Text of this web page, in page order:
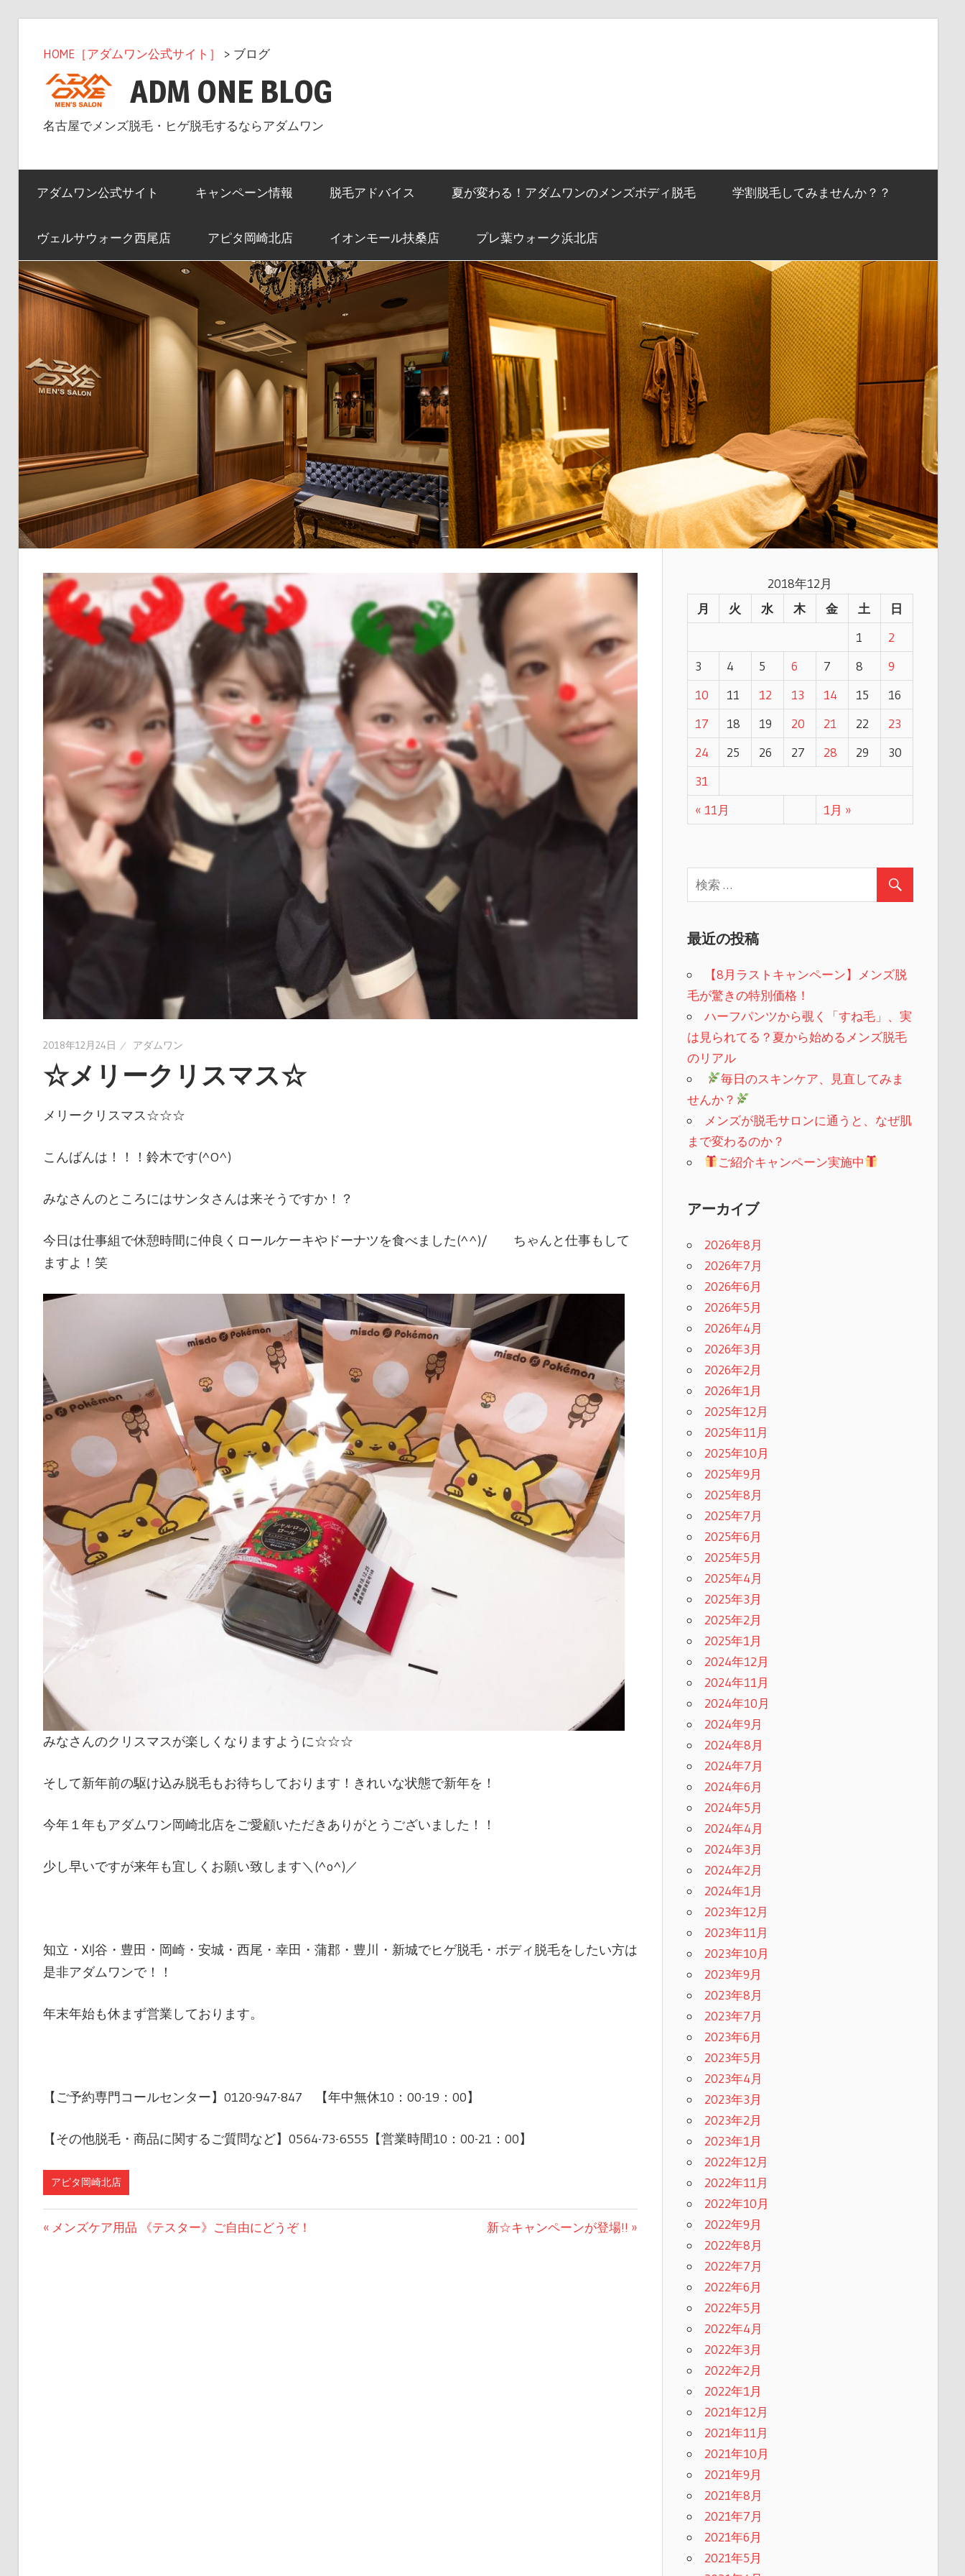
キ
HOME［アダムワン公式サイト］ > ブログ
ADM ONE BLOG
名古屋でメンズ脱毛・ヒゲ脱毛するならアダムワン
アダムワン公式サイト キャンペーン情報 脱毛アドバイス 夏が変わる！アダムワンのメンズボディ脱毛 学割脱毛してみませんか？？
ヴェルサウォーク西尾店 アピタ岡崎北店 イオンモール扶桑店 プレ葉ウォーク浜北店
2018年12月24日 アダムワン
☆メリークリスマス☆
メリークリスマス☆☆☆
こんばんは！！！鈴木です(^O^)
みなさんのところにはサンタさんは来そうですか！？
今日は仕事組で休憩時間に仲良くロールケーキやドーナツを食べました(^^)/ ちゃんと仕事もして
ますよ！笑
みなさんのクリスマスが楽しくなりますように☆☆☆
そして新年前の駆け込み脱毛もお待ちしております！きれいな状態で新年を！
今年１年もアダムワン岡崎北店をご愛顧いただきありがとうございました！！
少し早いですが来年も宜しくお願い致します＼(^o^)／
知立・刈谷・豊田・岡崎・安城・西尾・幸田・蒲郡・豊川・新城でヒゲ脱毛・ボディ脱毛をしたい方は
是非アダムワンで！！
年末年始も休まず営業しております。
【ご予約専門コールセンター】0120-947-847 【年中無休10：00-19：00】
【その他脱毛・商品に関するご質問など】0564-73-6555【営業時間10：00-21：00】
アピタ岡崎北店
前
メンズケア用品 《テスター》ご自由にどうぞ！
次
新☆キャンペーンが登場!!
2018年12月
月
火 水 木 金 土 日
« 11月 1月 »
1
2
3
4 5 6 7 8
9
10
11 12 13 14 15
16
17
18 19 20 21 22
23
24
25 26 27 28 29
30
31
最近の投稿
【8月ラストキャンペーン】メンズ脱
毛が驚きの特別価格！
ハーフパンツから覗く「すね毛」、実
は見られてる？夏から始めるメンズ脱毛
のリアル
毎日のスキンケア、見直してみま
せんか？
メンズが脱毛サロンに通うと、なぜ肌
まで変わるのか？
ご紹介キャンペーン実施中
アーカイブ
2026年8月
2026年7月
2026年6月
2026年5月
2026年4月
2026年3月
2026年2月
2026年1月
2025年12月
2025年11月
2025年10月
2025年9月
2025年8月
2025年7月
2025年6月
2025年5月
2025年4月
2025年3月
2025年2月
2025年1月
2024年12月
2024年11月
2024年10月
2024年9月
2024年8月
2024年7月
2024年6月
2024年5月
2024年4月
2024年3月
2024年2月
2024年1月
2023年12月
2023年11月
2023年10月
2023年9月
2023年8月
2023年7月
2023年6月
2023年5月
2023年4月
2023年3月
2023年2月
2023年1月
2022年12月
2022年11月
2022年10月
2022年9月
2022年8月
2022年7月
2022年6月
2022年5月
2022年4月
2022年3月
2022年2月
2022年1月
2021年12月
2021年11月
2021年10月
2021年9月
2021年8月
2021年7月
2021年6月
2021年5月